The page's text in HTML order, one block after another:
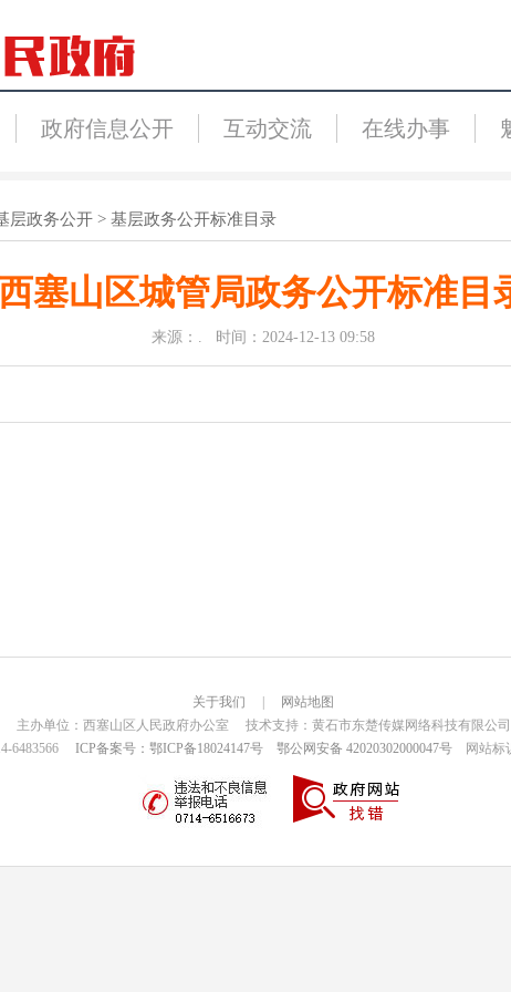
政府信息公开 互动交流 在线办事
层政务公开> 基层政务公开标准目录
塞山区城管局政务公开标准目
来源：. 时间：2024-12-13 09:58
关于我们
网站地图
主办单位：西塞山区人民政府办公室 技术支持：黄石市东楚传媒网络科技有限公司
6483566 ICP备案号：鄂ICP备18024147号 鄂公网安备 42020302000047号 网站标